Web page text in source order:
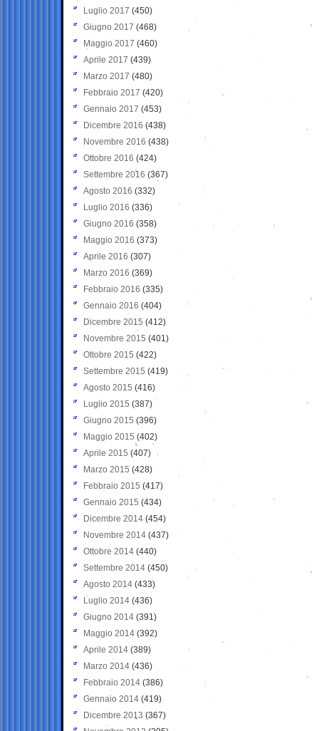
Luglio 2017 (450)
Giugno 2017 (468)
Maggio 2017 (460)
Aprile 2017 (439)
Marzo 2017 (480)
Febbraio 2017 (420)
Gennaio 2017 (453)
Dicembre 2016 (438)
Novembre 2016 (438)
Ottobre 2016 (424)
Settembre 2016 (367)
Agosto 2016 (332)
Luglio 2016 (336)
Giugno 2016 (358)
Maggio 2016 (373)
Aprile 2016 (307)
Marzo 2016 (369)
Febbraio 2016 (335)
Gennaio 2016 (404)
Dicembre 2015 (412)
Novembre 2015 (401)
Ottobre 2015 (422)
Settembre 2015 (419)
Agosto 2015 (416)
Luglio 2015 (387)
Giugno 2015 (396)
Maggio 2015 (402)
Aprile 2015 (407)
Marzo 2015 (428)
Febbraio 2015 (417)
Gennaio 2015 (434)
Dicembre 2014 (454)
Novembre 2014 (437)
Ottobre 2014 (440)
Settembre 2014 (450)
Agosto 2014 (433)
Luglio 2014 (436)
Giugno 2014 (391)
Maggio 2014 (392)
Aprile 2014 (389)
Marzo 2014 (436)
Febbraio 2014 (386)
Gennaio 2014 (419)
Dicembre 2013 (367)